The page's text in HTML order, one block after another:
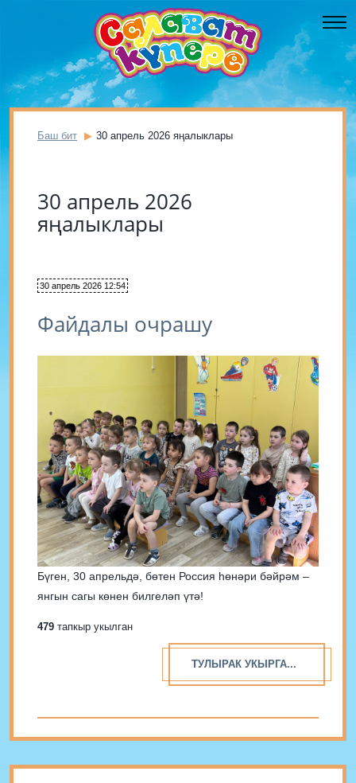
Баш бит 30 апрель 2026 яңалыклары
30 апрель 2026
яңалыклары
30 апрель 2026 12:54
Файдалы очрашу
Бүген, 30 апрельдә, бөтен Россия һөнәри бәйрәм –
янгын сагы көнен билгеләп үтә!
479 тапкыр укылган
ТУЛЫРАК УКЫРГА...